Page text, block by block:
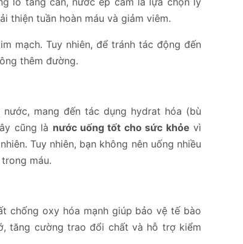
thiện tuần hoàn máu và giảm viêm.
mạch. Tuy nhiên, để tránh tác động đến
thêm đường.
mang đến tác dụng hydrat hóa (bù
cũng là nước uống tốt cho sức khỏe vì
Tuy nhiên, bạn không nên uống nhiều
máu.
chống oxy hóa mạnh giúp bảo vệ tế bào
tăng cường trao đổi chất và hỗ trợ kiểm